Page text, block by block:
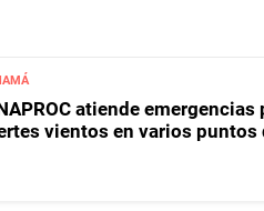
atiende
vientos en varios puntos